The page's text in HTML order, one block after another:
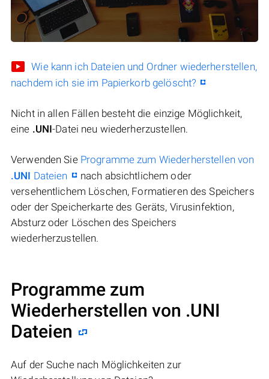
Wie kann ich Dateien und Ordner wiederherstellen,
nachdem ich sie im Papierkorb gelöscht?
Nicht in allen Fällen besteht die einzige Möglichkeit,
eine .UNI-Datei neu wiederherzustellen.
Verwenden Sie Programme zum Wiederherstellen von
.UNI Dateien
nach absichtlichem oder
versehentlichem Löschen, Formatieren des Speichers
oder der Speicherkarte des Geräts, Virusinfektion,
Absturz oder Löschen des Speichers
wiederherzustellen.
Programme zum
Wiederherstellen von .UNI
Dateien
Auf der Suche nach Möglichkeiten zur